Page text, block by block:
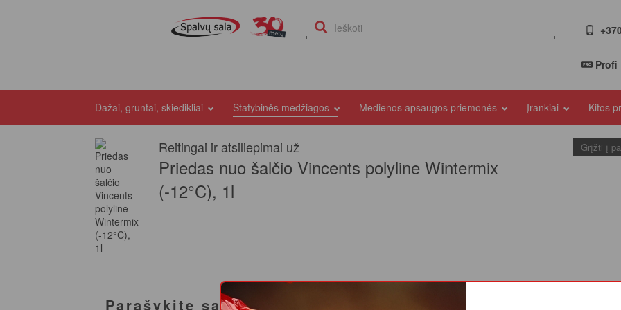
Profi
Dažai, gruntai, skiedikliai Statybinės medžiagos Medienos apsaugos priemonės Įrankiai Kitos
Reitingai ir atsiliepimai už
Priedas nuo šalčio Vincents polyline Wintermix
(-12°C), 1l
Grįžti į
Parašykite savo atsiliepimą